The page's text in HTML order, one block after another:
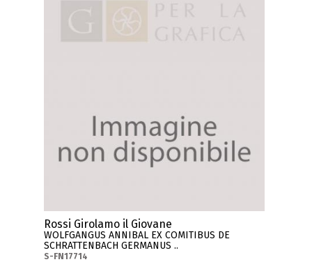
Rossi Girolamo il Giovane
WOLFGANGUS ANNIBAL EX COMITIBUS DE
SCHRATTENBACH GERMANUS ..
S-FN17714